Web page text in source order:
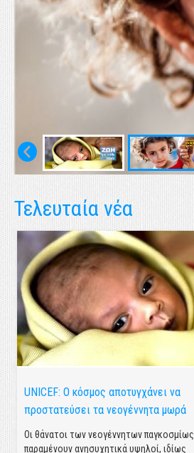
Τελευταία νέα
UNICEF: Ο κόσμος αποτυγχάνει να
προστατεύσει τα νεογέννητα μωρά
Οι θάνατοι των νεογέννητων παγκοσμίως
παραμένουν ανησυχητικά υψηλοί, ιδίως